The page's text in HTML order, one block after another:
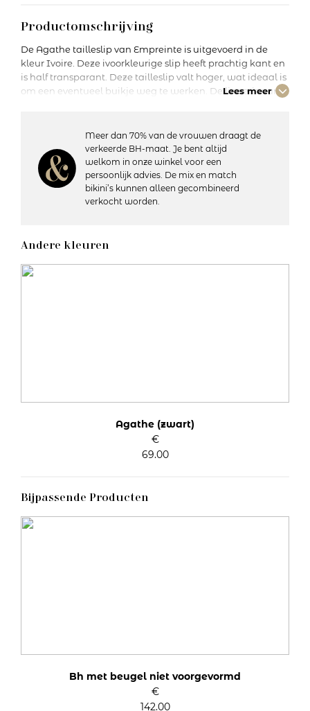
Productomschrijving
De Agathe tailleslip van Empreinte is uitgevoerd in de
kleur Ivoire. Deze ivoorkleurige slip heeft prachtig kant en
is half transparant. Deze tailleslip valt hoger, wat ideaal is
om een eventueel buikje weg te werken. De lingerie van
– Heuphoogte: Normaal
– Bedekt de billen gedeeltelijk
– Katoenen kruisje
– Semi-transparant
Artikelnummer: 05204
Lees meer
Meer dan 70% van de vrouwen draagt de
verkeerde BH-maat. Je bent altijd
welkom in onze winkel voor een
persoonlijk advies. De mix en match
bikini’s kunnen alleen gecombineerd
verkocht worden.
Andere kleuren
Agathe (zwart)
€
69.00
Bijpassende Producten
Bh met beugel niet voorgevormd
€
142.00